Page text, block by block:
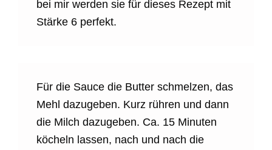
bei mir werden sie für dieses Rezept mit
Stärke 6 perfekt.
Für die Sauce die Butter schmelzen, das
Mehl dazugeben. Kurz rühren und dann
die Milch dazugeben. Ca. 15 Minuten
köcheln lassen, nach und nach die